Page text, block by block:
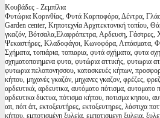
Κουβάδες - Ζεμπίλια
Φυτώρια Κορινθίας, Φυτά Καρποφόρα, Δέντρα,
Garden center, Κηποτεχνία Αρχιτεκτονική τοπίου,
γκαζόν, Βότσαλα,Ελαφρόπετρα, Αρδευση, Γάστρες,
Ψεκαστήρες, Κλαδοφάγοι, Κωνοφόρα, Λιπάσματα,
Σχήματα, τοπιάρια, τοπιαρια, φυτά σχήματα, φυτα
σχηματοποιημενα φυτα, φυτώρια αττικής, φυτωρια
φυτωρια πελοπονησσου, κατασκευές κήπων,
κήπου, μηχανές γκαζόν, μηχανες γκαζον, φρέζες,
αρδευτικά, αρδευτικα, αυτόματο πότισμα, αυτοματο
αρδευτικα δικτυα, πότισμα κήπου, ποτισμα κηπου,
απ, πόπ άπ, εκτοξευτήρες, εκτοξευτηρες, λάστιχα
κήπου, εμποτισμένη ξυλεία, εμποτισμενη ξυλεια,